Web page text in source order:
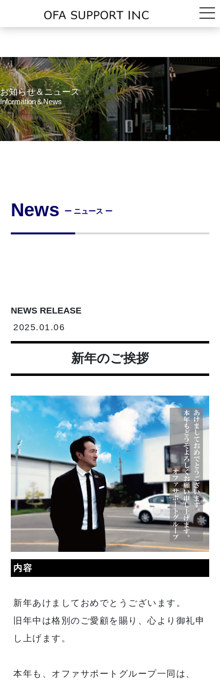
お知らせ＆ニュース
Information＆News
News ー ニュース ー
NEWS RELEASE
2025.01.06
新年のご挨拶
内容
新年あけましておめでとうございます。
旧年中は格別のご愛顧を賜り、心より御礼申
し上げます。
本年も、オファサポートグループ一同は、